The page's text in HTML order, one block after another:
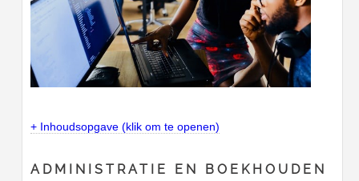
+ Inhoudsopgave (klik om te openen)
ADMINISTRATIE EN BOEKHOUDEN